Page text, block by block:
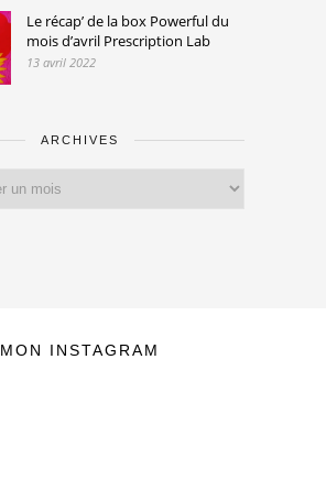
Le récap’ de la box Powerful du
mois d’avril Prescription Lab
13 avril 2022
ARCHIVES
MON INSTAGRAM